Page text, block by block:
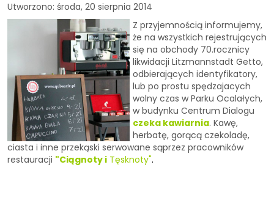
Utworzono: środa, 20 sierpnia 2014
Z przyjemnością informujemy,
że na wszystkich rejestrujących
się na obchody 70.rocznicy
likwidacji Litzmannstadt Getto,
odbierających identyfikatory,
lub po prostu spędzajacych
wolny czas w Parku Ocalałych,
w budynku Centrum Dialogu
czeka kawiarnia. Kawę,
herbatę, gorącą czekoladę,
ciasta i inne przekąski serwowane sąprzez pracowników
restauracji "Ciągnoty i Tęsknoty".